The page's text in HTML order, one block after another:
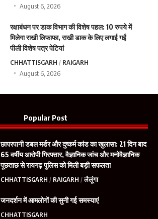
August 6, 2026
रक्षाबंधन पर डाक विभाग की विशेष पहल: 10 रुपये में
मिलेगा राखी लिफाफा, राखी डाक के लिए लगाई गईं
पीली विशेष पत्र पेटियां
CHHATTISGARH
RAIGARH
August 6, 2026
Popular Post
छापरपानी डबल मर्डर और दुष्कर्म कांड का खुलासा: 21 दिन बाद
65 वर्षीय आरोपी गिरफ्तार, वैज्ञानिक जांच और मनोवैज्ञानिक
पूछताछ से रायगढ़ पुलिस को मिली बड़ी सफलता
CHHATTISGARH RAIGARH लैलूंगा
जनदर्शन में आमलोगों की सुनी गई समस्याएं
CHHATTISGARH